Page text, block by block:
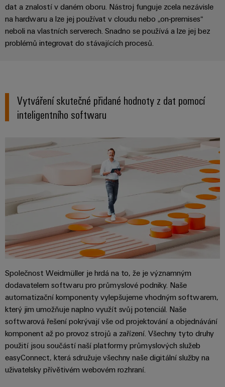
dat a znalostí v daném oboru. Nástroj funguje zcela nezávisle
na hardwaru a lze jej používat v cloudu nebo „on-premises“
neboli na vlastních serverech. Snadno se používá a lze jej bez
problémů integrovat do stávajících procesů.
Vytváření skutečné přidané hodnoty z dat pomocí
inteligentního softwaru
Společnost Weidmüller je hrdá na to, že je významným
dodavatelem softwaru pro průmyslové podniky. Naše
automatizační komponenty vylepšujeme vhodným softwarem,
který jim umožňuje naplno využít svůj potenciál. Naše
softwarová řešení pokrývají vše od projektování a objednávání
komponent až po provoz strojů a zařízení. Všechny tyto druhy
použití jsou součástí naší platformy průmyslových služeb
easyConnect, která sdružuje všechny naše digitální služby na
uživatelsky přívětivém webovém rozhraní.